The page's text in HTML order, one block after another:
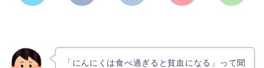
「にんにくは食べ過ぎると貧血になる」って聞